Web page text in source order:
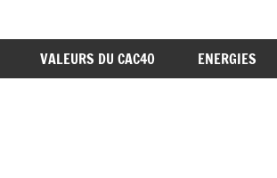
VALEURS DU CAC40 ENERGIES